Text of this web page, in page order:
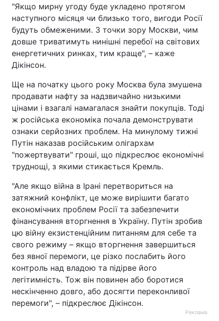
"Якщо мирну угоду буде укладено протягом
наступного місяця чи близько того, вигоди Росії
будуть обмеженими. З точки зору Москви, чим
довше триватимуть нинішні перебої на світових
енергетичних ринках, тим краще", – каже
Дікінсон.
Ще на початку цього року Москва була змушена
продавати нафту за надзвичайно низькими
цінами і взагалі намагалася знайти покупців. Тоді
ж російська економіка почала демонструвати
ознаки серйозних проблем. На минулому тижні
Путін наказав російським олігархам
"пожертвувати" гроші, що підкреслює економічні
труднощі, з якими стикається Кремль.
"Але якщо війна в Ірані перетвориться на
затяжний конфлікт, це може вирішити багато
економічних проблем Росії та забезпечити
фінансування вторгнення в Україну. Путін зробив
цю війну екзистенційним питанням для себе та
свого режиму – якщо вторгнення завершиться
без явної перемоги, це різко послабить його
контроль над владою та підірве його
легітимність. Тож він повинен або боротися
нескінченно довго, або досягти переконливої ​​
перемоги", – підкреслює Дікінсон.
Реклама